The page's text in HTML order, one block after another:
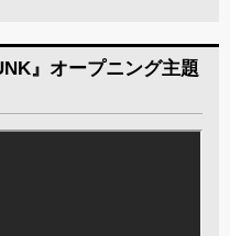
』オープニング主題